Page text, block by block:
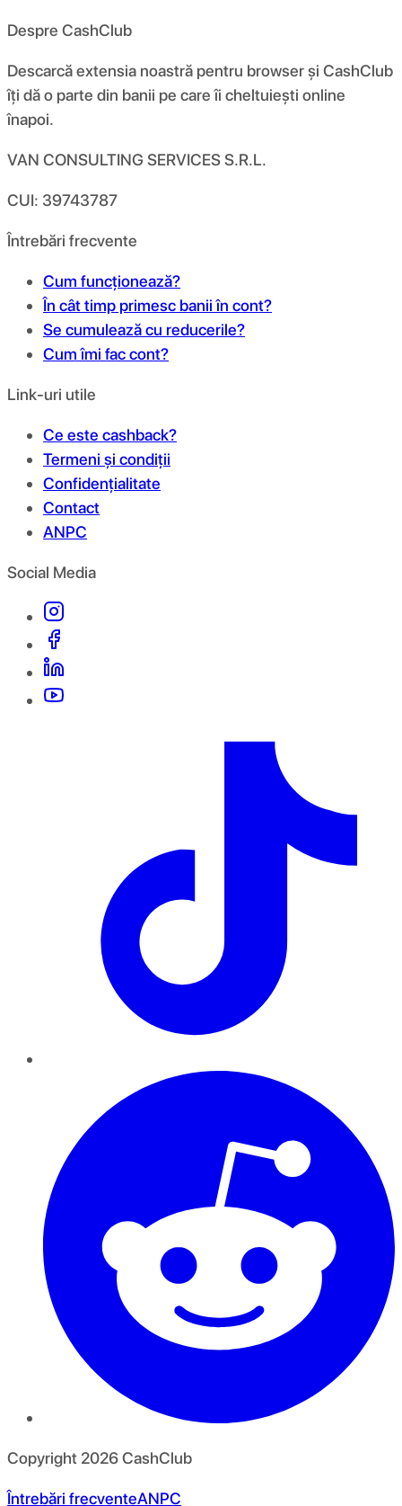
Despre CashClub
Descarcă extensia noastră pentru browser și CashClub
îți dă o parte din banii pe care îi cheltuiești online
înapoi.
VAN CONSULTING SERVICES S.R.L.
CUI: 39743787
Întrebări frecvente
Cum funcționează?
În cât timp primesc banii în cont?
Se cumulează cu reducerile?
Cum îmi fac cont?
Link-uri utile
Ce este cashback?
Termeni și condiții
Confidențialitate
Contact
ANPC
Social Media
Copyright 2026CashClub
Întrebări frecventeANPC